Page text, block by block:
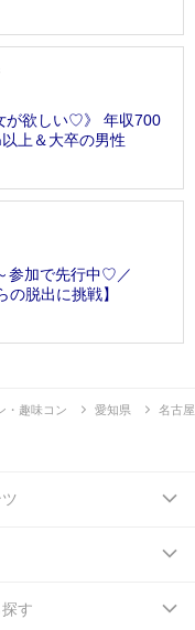
が欲しい♡》 年収700
上＆大卒の男性
参加で先行中♡／
の脱出に挑戦】
・趣味コン 愛知県 名古屋
す